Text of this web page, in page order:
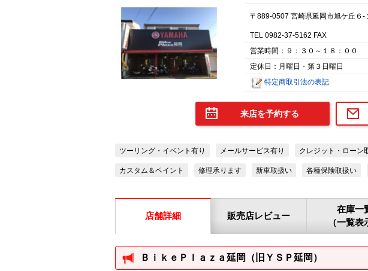
〒889-0507 宮崎県延岡市旭ケ丘６-
TEL 0982-37-5162 FAX
営業時間：９：３０～１８：００
定休日：月曜日・第３日曜日
特定商取引法の表記
来店を予約する
ツーリング・イベント有り メールサービス有り クレジット・ローン
カスタム＆ペイント 修理承ります 新車取扱い 各種保険取扱い
店舗詳細 販売店レビュー
在庫一
（一覧表
ＢｉｋｅＰｌａｚａ延岡（旧ＹＳＰ延岡）